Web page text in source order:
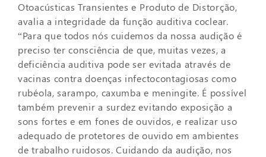
Otoacústicas Transientes e Produto de Distorção,
avalia a integridade da função auditiva coclear.
“Para que todos nós cuidemos da nossa audição é
preciso ter consciência de que, muitas vezes, a
deficiência auditiva pode ser evitada através de
vacinas contra doenças infectocontagiosas como
rubéola, sarampo, caxumba e meningite. É possível
também prevenir a surdez evitando exposição a
sons fortes e em fones de ouvidos, e realizar uso
adequado de protetores de ouvido em ambientes
de trabalho ruidosos. Cuidando da audição, nos